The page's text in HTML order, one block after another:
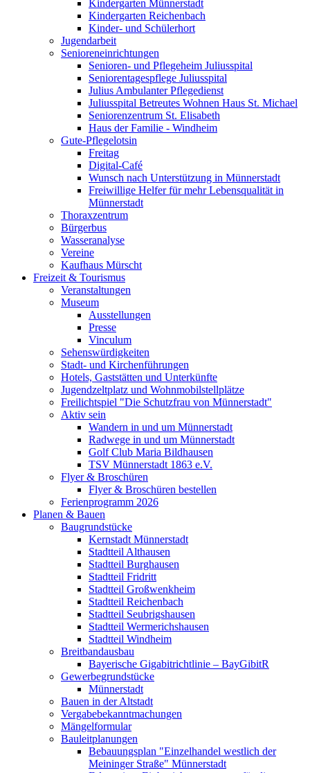
Kindergarten Münnerstadt
Kindergarten Reichenbach
Kinder- und Schülerhort
Jugendarbeit
Senioreneinrichtungen
Senioren- und Pflegeheim Juliusspital
Seniorentagespflege Juliusspital
Julius Ambulanter Pflegedienst
Juliusspital Betreutes Wohnen Haus St. Michael
Seniorenzentrum St. Elisabeth
Haus der Familie - Windheim
Gute-Pflegelotsin
Freitag
Digital-Café
Wunsch nach Unterstützung in Münnerstadt
Freiwillige Helfer für mehr Lebensqualität in
Münnerstadt
Thoraxzentrum
Bürgerbus
Wasseranalyse
Vereine
Kaufhaus Mürscht
Freizeit & Tourismus
Veranstaltungen
Museum
Ausstellungen
Presse
Vinculum
Sehenswürdigkeiten
Stadt- und Kirchenführungen
Hotels, Gaststätten und Unterkünfte
Jugendzeltplatz und Wohnmobilstellplätze
Freilichtspiel "Die Schutzfrau von Münnerstadt"
Aktiv sein
Wandern in und um Münnerstadt
Radwege in und um Münnerstadt
Golf Club Maria Bildhausen
TSV Münnerstadt 1863 e.V.
Flyer & Broschüren
Flyer & Broschüren bestellen
Ferienprogramm 2026
Planen & Bauen
Baugrundstücke
Kernstadt Münnerstadt
Stadtteil Althausen
Stadtteil Burghausen
Stadtteil Fridritt
Stadtteil Großwenkheim
Stadtteil Reichenbach
Stadtteil Seubrigshausen
Stadtteil Wermerichshausen
Stadtteil Windheim
Breitbandausbau
Bayerische Gigabitrichtlinie – BayGibitR
Gewerbegrundstücke
Münnerstadt
Bauen in der Altstadt
Vergabebekanntmachungen
Mängelformular
Bauleitplanungen
Bebauungsplan "Einzelhandel westlich der
Meininger Straße" Münnerstadt